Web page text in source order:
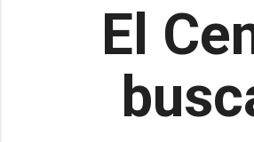
El